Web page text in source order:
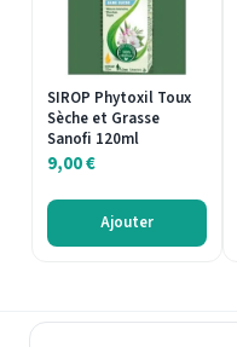
SIROP Phytoxil Toux
Sèche et Grasse
Sanofi 120ml
9,00€
Ajouter